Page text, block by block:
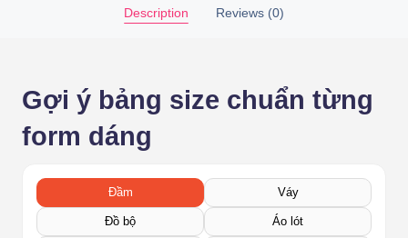
Description Reviews (0)
Gợi ý bảng size chuẩn từng
form dáng
Đầm Váy
Đồ bộ Áo lót